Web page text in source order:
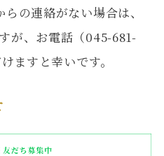
の連絡がない場合は、
が、お電話（045-681-
ますと幸いです。